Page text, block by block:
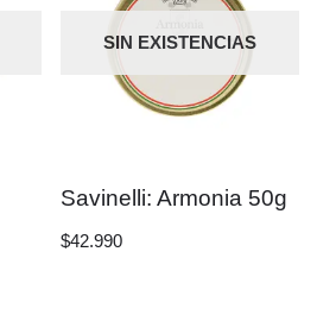
SIN EXISTENCIAS
Savinelli: Armonia 50g
$42.990